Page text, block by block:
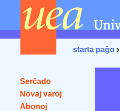
starta paĝo ›
Serĉado
Novaj varoj
Abonoj